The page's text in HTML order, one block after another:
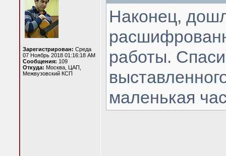
Зарегистрирован: Среда
07 Ноябрь 2018 01:16:18 AM
Сообщения: 109
Откуда: Москва, ЦАП,
Межвузовский КСП
Наконец,
работы.
маленькая